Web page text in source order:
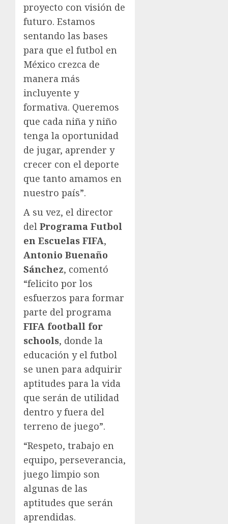
proyecto con visión de
futuro. Estamos
sentando las bases
para que el futbol en
México crezca de
manera más
incluyente y
formativa. Queremos
que cada niña y niño
tenga la oportunidad
de jugar, aprender y
crecer con el deporte
que tanto amamos en
nuestro país”.
A su vez, el director
del Programa Futbol
en Escuelas FIFA,
Antonio Buenaño
Sánchez, comentó
“felicito por los
esfuerzos para formar
parte del programa
FIFA football for
schools, donde la
educación y el futbol
se unen para adquirir
aptitudes para la vida
que serán de utilidad
dentro y fuera del
terreno de juego”.
“Respeto, trabajo en
equipo, perseverancia,
juego limpio son
algunas de las
aptitudes que serán
aprendidas.